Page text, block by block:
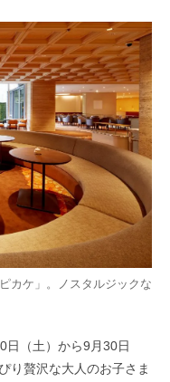
カケ」。ノスタルジックな
日（土）から9月30日
り贅沢な大人のお子さま